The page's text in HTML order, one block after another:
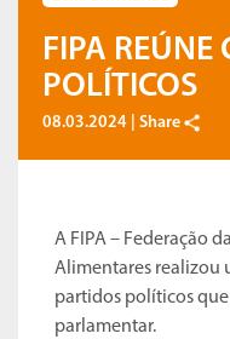
FIPA REÚNE
POLÍTICOS
08.03.2024 | Share
A FIPA – Federação
Alimentares realizou
partidos políticos
parlamentar.